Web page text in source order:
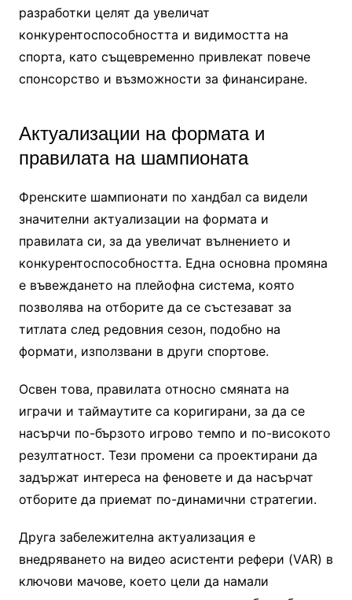
разработки целят да увеличат
конкурентоспособността и видимостта на
спорта, като същевременно привлекат повече
спонсорство и възможности за финансиране.
Актуализации на формата и
правилата на шампионата
Френските шампионати по хандбал са видели
значителни актуализации на формата и
правилата си, за да увеличат вълнението и
конкурентоспособността. Една основна промяна
е въвеждането на плейофна система, която
позволява на отборите да се състезават за
титлата след редовния сезон, подобно на
формати, използвани в други спортове.
Освен това, правилата относно смяната на
играчи и таймаутите са коригирани, за да се
насърчи по-бързото игрово темпо и по-високото
резултатност. Тези промени са проектирани да
задържат интереса на феновете и да насърчат
отборите да приемат по-динамични стратегии.
Друга забележителна актуализация е
внедряването на видео асистенти рефери (VAR) в
ключови мачове, което цели да намали